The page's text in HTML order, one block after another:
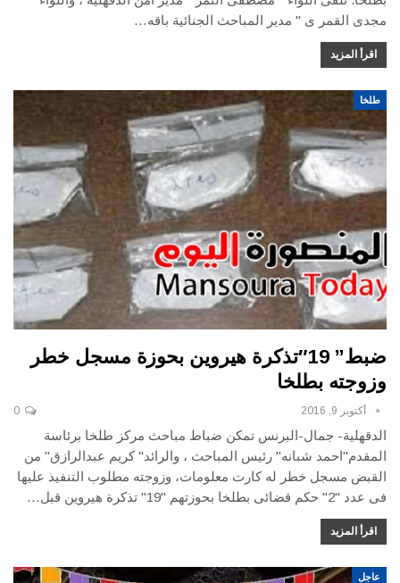
مجدى القمر ى " مدير المباحث الجنائية باقه…
اقرأ المزيد
طلخا
ضبط” 19″تذكرة هيروين بحوزة مسجل خطر
وزوجته بطلخا
أكتوبر 9, 2016
الدقهلية- جمال-البرنس تمكن ضباط مباحث مركز طلخا برئاسة
المقدم"احمد شبانه" رئيس المباحث ، والرائد" كريم عبدالرازق" من
القبض مسجل خطر له كارت معلومات، وزوجته مطلوب التنفيذ عليها
فى عدد "2" حكم قضائى بطلخا بحوزتهم "19" تذكرة هيروين قبل…
اقرأ المزيد
عاجل